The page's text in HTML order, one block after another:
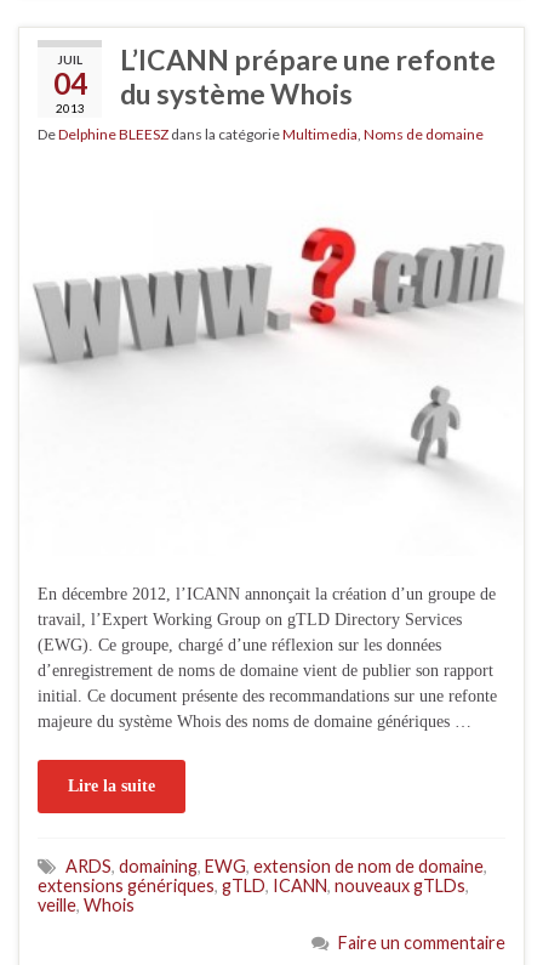
JUIL
04
2013
L’ICANN prépare une refonte
du système Whois
DeDelphine BLEESZ dans la catégorieMultimedia Noms de domaine
En décembre 2012, l’ICANN annonçait la création d’un groupe de
travail, l’Expert Working Group on gTLD Directory Services
(EWG). Ce groupe, chargé d’une réflexion sur les données
d’enregistrement de noms de domaine vient de publier son rapport
initial. Ce document présente des recommandations sur une refonte
majeure du système Whois des noms de domaine génériques …
Lire la suite
ARDS, domaining, EWG, extension de nom de domaine,
extensions génériques, gTLD, ICANN, nouveaux gTLDs,
veille, Whois
Faire un commentaire